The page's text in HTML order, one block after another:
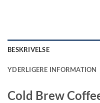
BESKRIVELSE
YDERLIGERE INFORMATION
Cold Brew